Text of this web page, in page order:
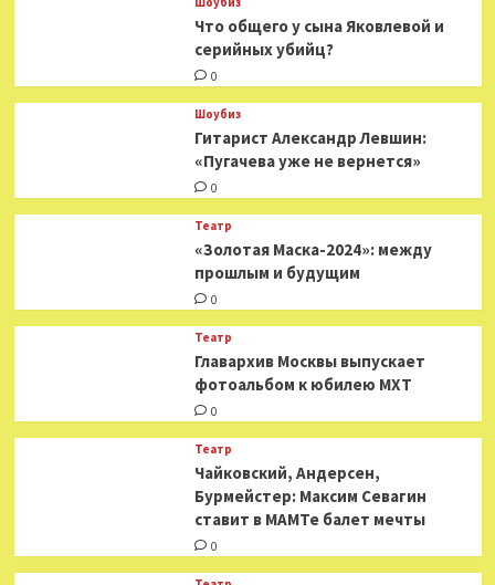
Что общего у сына Яковлевой и
серийных убийц?
0
Шоубиз
Гитарист Александр Левшин:
«Пугачева уже не вернется»
0
Театр
«Золотая Маска-2024»: между
прошлым и будущим
0
Театр
​​Главархив Москвы выпускает
фотоальбом к юбилею МХТ
0
Театр
​​Чайковский, Андерсен,
Бурмейстер: Максим Севагин
ставит в МАМТе балет мечты
0